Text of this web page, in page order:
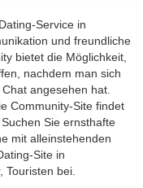
Service in
und freundliche
bietet die Möglichkeit,
nachdem man sich
angesehen hat.
Community-Site findet
Sie ernsthafte
mit alleinstehenden
Site in
Touristen bei.